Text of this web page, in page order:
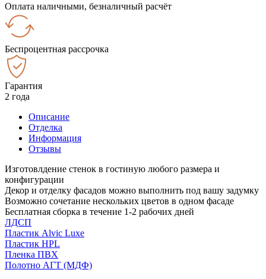
Оплата наличными, безналичный расчёт
Беспроцентная рассрочка
Гарантия
2 года
Описание
Отделка
Информация
Отзывы
Изготовлдение стенок в гостиную любого размера и
конфигурации
Декор и отделку фасадов можно выполнить под вашу задумку
Возможно сочетание нескольких цветов в одном фасаде
Бесплатная сборка в течение 1-2 рабочих дней
ЛДСП
Пластик Alvic Luxe
Пластик HPL
Пленка ПВХ
Полотно АГТ (МДФ)